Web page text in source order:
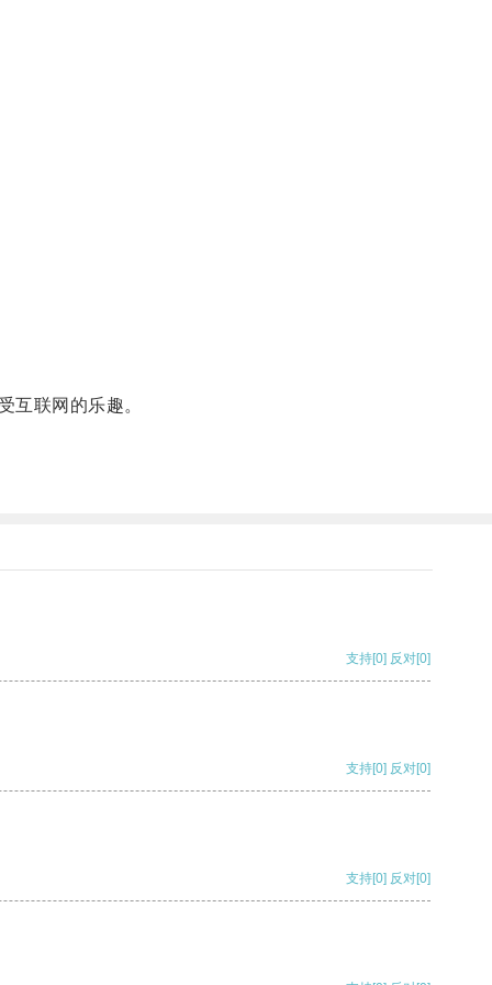
联网的乐趣。
支持[0] 反对[0]
支持[0] 反对[0]
支持[0] 反对[0]